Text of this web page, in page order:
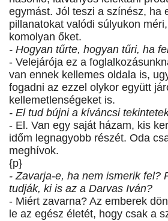
egymást. Jól teszi a színész, ha
pillanatokat valódi súlyukon
komolyan őket.
- Hogyan tűrte, hogyan tűri, ha
- Velejárója ez a
van ennek kellemes oldala is,
fogadni az ezzel olykor együtt
kellemetlenségeket is.
- El tud bújni a kíváncsi
- El. Van egy saját házam, kis
időm legnagyobb részét. Oda
meghívok.
{p}
- Zavarja-e, ha nem ismerik fel?
tudják, ki is az a Darvas Iván?
- Miért zavarna? Az emberek
le az egész életét, hogy csak a